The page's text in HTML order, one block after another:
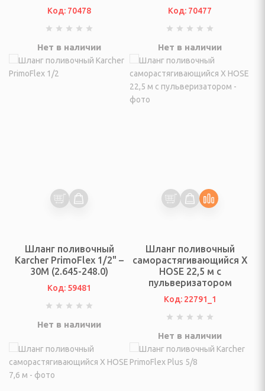
кастрюль
для выпечки,
жароварки
кухонные, походные
чеснока
овощечистки
ножей,
Код: 70478
Нет в наличии
Код: 70477
Нет в наличии
Шланг поливочный
Karcher PrimoFlex 1/2" –
30М (2.645-248.0)
Код: 59481
Нет в наличии
Шланг поливочный
саморастягивающийся X
HOSE 22,5 м с
пульверизатором
Код: 22791_1
Нет в наличии